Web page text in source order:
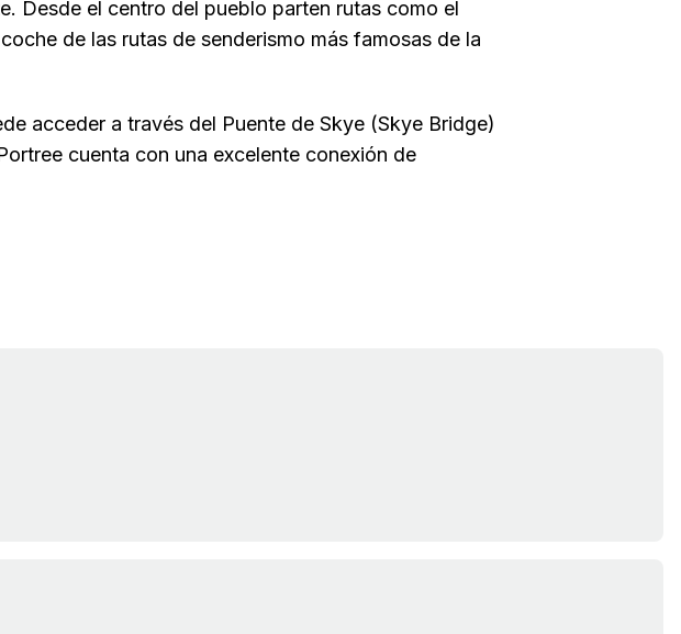
Desde el centro del pueblo parten rutas como el
de las rutas de senderismo más famosas de la
acceder a través del Puente de Skye (Skye Bridge)
cuenta con una excelente conexión de